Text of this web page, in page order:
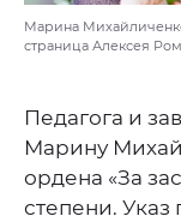
Марина
страница Алексея
Педагога и
Марину
ордена «За
степени.